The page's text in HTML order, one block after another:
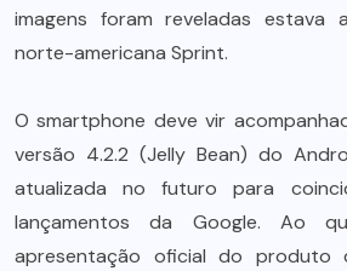
imagens foram reveladas estava
norte-americana Sprint.
O smartphone deve vir
versão 4.2.2 (Jelly Bean) do
atualizada no futuro para
lançamentos da Google. Ao
apresentação oficial do produto